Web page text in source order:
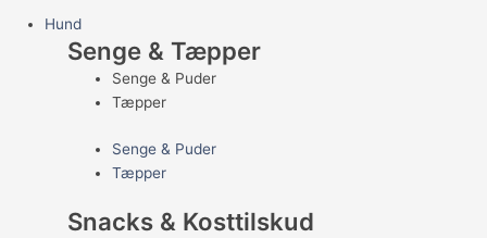
Hund
Senge & Tæpper
Senge & Puder
Tæpper
Senge & Puder
Tæpper
Snacks & Kosttilskud